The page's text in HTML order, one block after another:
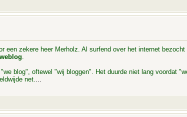
een zekere heer Merholz. Al surfend over het internet
weblog
blog", oftewel "wij bloggen". Het duurde niet lang voordat
net.